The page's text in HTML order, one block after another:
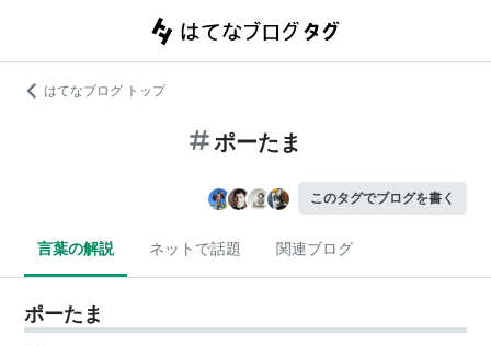
はてなブログ トップ
ポーたま
このタグでブログを書く
言葉の解説 ネットで話題 関連ブログ
ポーたま